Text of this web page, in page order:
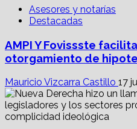
Asesores y notarías
Destacadas
AMPI Y Fovissste
otorgamiento de
Mauricio Vizcarra Castillo 17